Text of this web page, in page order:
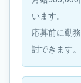
います。
応募前に勤
討できます。